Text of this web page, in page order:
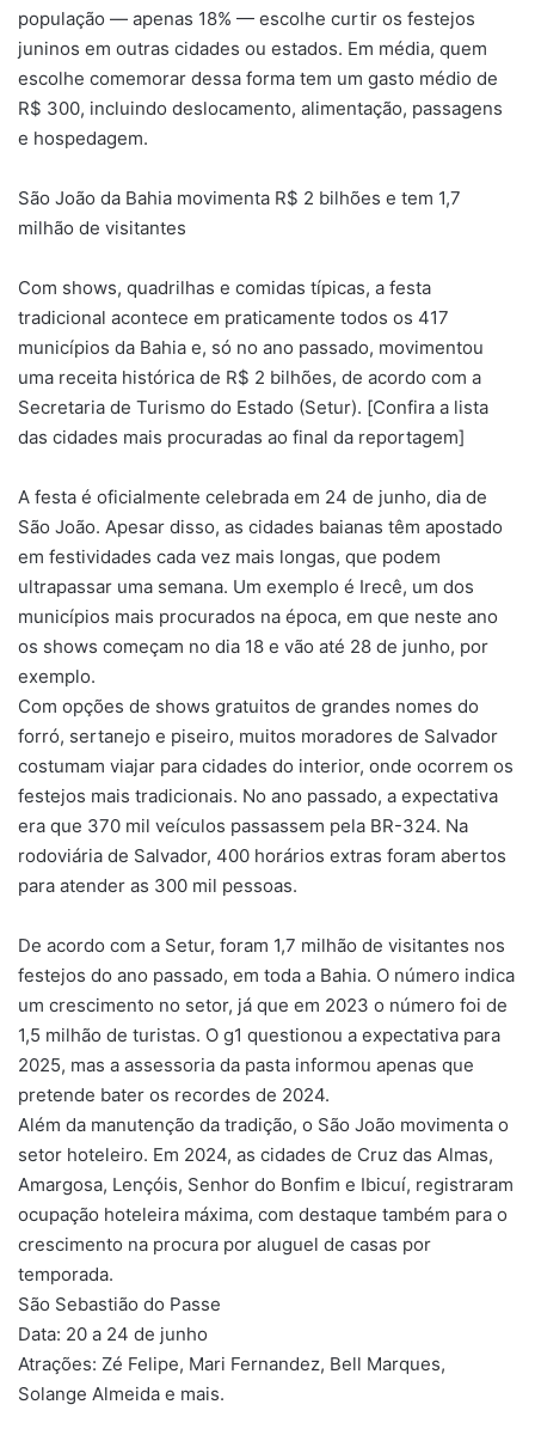
população — apenas 18% — escolhe curtir os festejos
juninos em outras cidades ou estados. Em média, quem
escolhe comemorar dessa forma tem um gasto médio de
R$ 300, incluindo deslocamento, alimentação, passagens
e hospedagem.
São João da Bahia movimenta R$ 2 bilhões e tem 1,7
milhão de visitantes
Com shows, quadrilhas e comidas típicas, a festa
tradicional acontece em praticamente todos os 417
municípios da Bahia e, só no ano passado, movimentou
uma receita histórica de R$ 2 bilhões, de acordo com a
Secretaria de Turismo do Estado (Setur). [Confira a lista
das cidades mais procuradas ao final da reportagem]
A festa é oficialmente celebrada em 24 de junho, dia de
São João. Apesar disso, as cidades baianas têm apostado
em festividades cada vez mais longas, que podem
ultrapassar uma semana. Um exemplo é Irecê, um dos
municípios mais procurados na época, em que neste ano
os shows começam no dia 18 e vão até 28 de junho, por
exemplo.
Com opções de shows gratuitos de grandes nomes do
forró, sertanejo e piseiro, muitos moradores de Salvador
costumam viajar para cidades do interior, onde ocorrem os
festejos mais tradicionais. No ano passado, a expectativa
era que 370 mil veículos passassem pela BR-324. Na
rodoviária de Salvador, 400 horários extras foram abertos
para atender as 300 mil pessoas.
De acordo com a Setur, foram 1,7 milhão de visitantes nos
festejos do ano passado, em toda a Bahia. O número indica
um crescimento no setor, já que em 2023 o número foi de
1,5 milhão de turistas. O g1 questionou a expectativa para
2025, mas a assessoria da pasta informou apenas que
pretende bater os recordes de 2024.
Além da manutenção da tradição, o São João movimenta o
setor hoteleiro. Em 2024, as cidades de Cruz das Almas,
Amargosa, Lençóis, Senhor do Bonfim e Ibicuí, registraram
ocupação hoteleira máxima, com destaque também para o
crescimento na procura por aluguel de casas por
temporada.
São Sebastião do Passe
Data: 20 a 24 de junho
Atrações: Zé Felipe, Mari Fernandez, Bell Marques,
Solange Almeida e mais.